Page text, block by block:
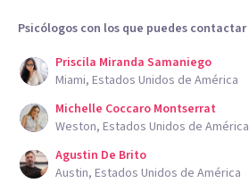
Psicólogos con los que puedes contactar
Priscila Miranda Samaniego
Miami, Estados Unidos de América
Michelle Coccaro Montserrat
Weston, Estados Unidos de América
Agustin De Brito
Austin, Estados Unidos de América